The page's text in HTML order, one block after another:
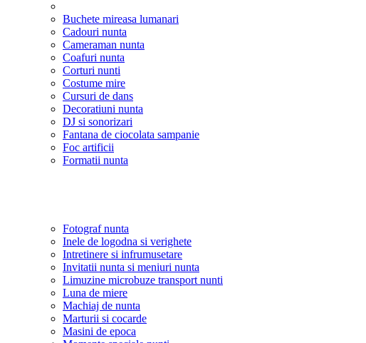
Buchete mireasa lumanari
Cadouri nunta
Cameraman nunta
Coafuri nunta
Corturi nunti
Costume mire
Cursuri de dans
Decoratiuni nunta
DJ si sonorizari
Fantana de ciocolata sampanie
Foc artificii
Formatii nunta
Fotograf nunta
Inele de logodna si verighete
Intretinere si infrumusetare
Invitatii nunta si meniuri nunta
Limuzine microbuze transport nunti
Luna de miere
Machiaj de nunta
Marturii si cocarde
Masini de epoca